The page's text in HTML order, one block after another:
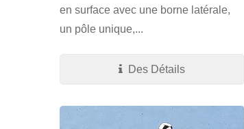
en surface avec une borne latérale,
un pôle unique,...
Des Détails